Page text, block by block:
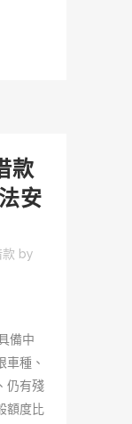
款
安
by
備中
車種、
仍有殘
額度比